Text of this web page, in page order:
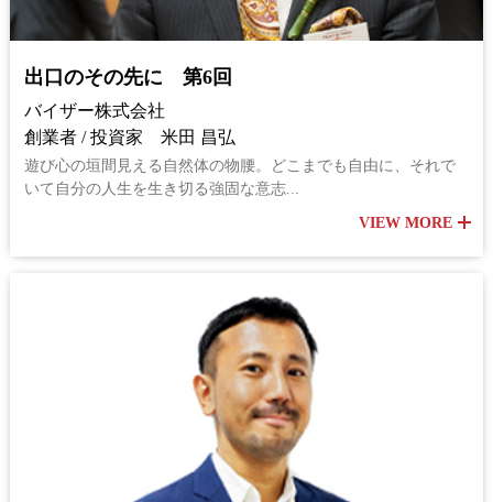
出口のその先に 第6回
バイザー株式会社
創業者 / 投資家 米田 昌弘
遊び心の垣間見える自然体の物腰。どこまでも自由に、それで
いて自分の人生を生き切る強固な意志...
VIEW MORE